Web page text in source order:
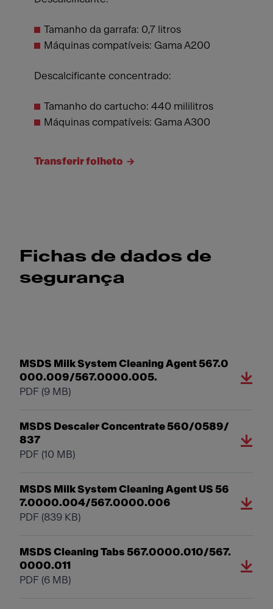
Tamanho da garrafa: 0,7 litros
Máquinas compatíveis: Gama A200
Descalcificante concentrado:
Tamanho do cartucho: 440 mililitros
Máquinas compatíveis: Gama A300
Transferir folheto
Fichas de dados de
segurança
MSDS Milk System Cleaning Agent 567.0
000.009/567.0000.005.
PDF (9 MB)
MSDS Descaler Concentrate 560/0589/
837
PDF (10 MB)
MSDS Milk System Cleaning Agent US 56
7.0000.004/567.0000.006
PDF (839 KB)
MSDS Cleaning Tabs 567.0000.010/567.
0000.011
PDF (6 MB)